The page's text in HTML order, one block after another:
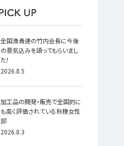
全国漁青連の竹内会長に今後
の意気込みを語ってもらいまし
た！
2026.8.5
加工品の開発・販売で全国的に
も高く評価されている秋穂女性
部
2026.8.3